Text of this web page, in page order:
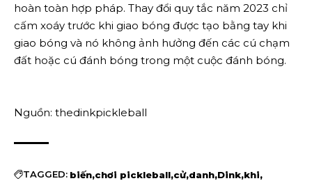
hoàn toàn hợp pháp. Thay đổi quy tắc năm 2023 chỉ
cấm xoáy trước khi giao bóng được tạo bằng tay khi
giao bóng và nó không ảnh hưởng đến các cú chạm
đất hoặc cú đánh bóng trong một cuộc đánh bóng.
Nguồn: thedinkpickleball
TAGGED: biến chơi pickleball cử danh Dink khi